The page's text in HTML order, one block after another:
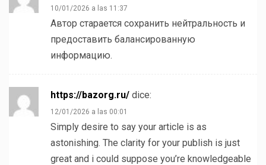
10/01/2026 a las 11:37
Автор старается сохранить нейтральность и
предоставить балансированную
информацию.
https://bazorg.ru/ dice:
12/01/2026 a las 00:01
Simply desire to say your article is as
astonishing. The clarity for your publish is just
great and i could suppose you’re knowledgeable